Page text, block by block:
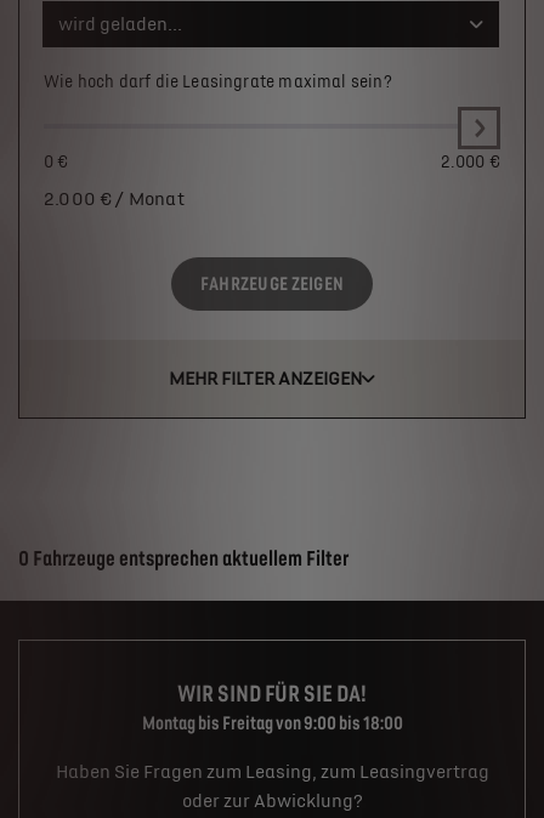
wird geladen...
Wie hoch darf die Leasingrate maximal sein?
0 € 2.000 €
2.000 € / Monat
FAHRZEUGE ZEIGEN
MEHR FILTER ANZEIGEN
Suchergebnisse
0 Fahrzeuge entsprechen aktuellem Filter
WIR SIND FÜR SIE DA!
Montag bis Freitag von 9:00 bis 18:00
Haben Sie Fragen zum Leasing, zum Leasingvertrag
oder zur Abwicklung?